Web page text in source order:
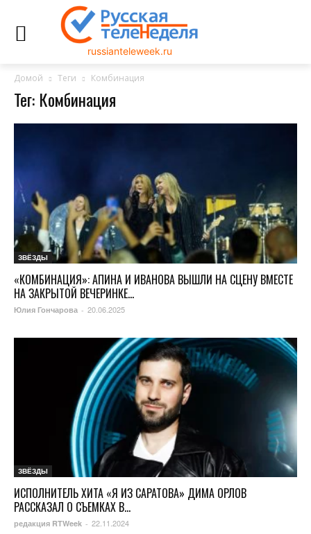
russianteleweek.ru
Домой Теги Комбинация
Тег: Комбинация
ЗВЁЗДЫ
«КОМБИНАЦИЯ»: АПИНА И ИВАНОВА ВЫШЛИ НА СЦЕНУ ВМЕСТЕ
НА ЗАКРЫТОЙ ВЕЧЕРИНКЕ...
Юлия Гончарова - 20.06.2025
ЗВЁЗДЫ
ИСПОЛНИТЕЛЬ ХИТА «Я ИЗ САРАТОВА» ДИМА ОРЛОВ
РАССКАЗАЛ О СЪЕМКАХ В...
редакция RTWeek - 22.11.2024